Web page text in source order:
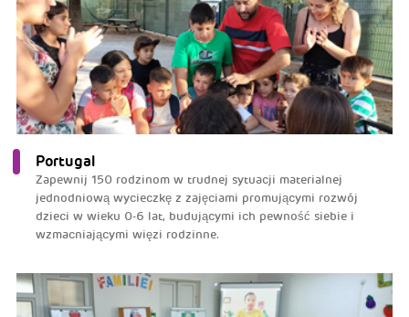
Portugal
Zapewnij 150 rodzinom w trudnej sytuacji materialnej
jednodniową wycieczkę z zajęciami promującymi rozwój
dzieci w wieku 0-6 lat, budującymi ich pewność siebie i
wzmacniającymi więzi rodzinne.